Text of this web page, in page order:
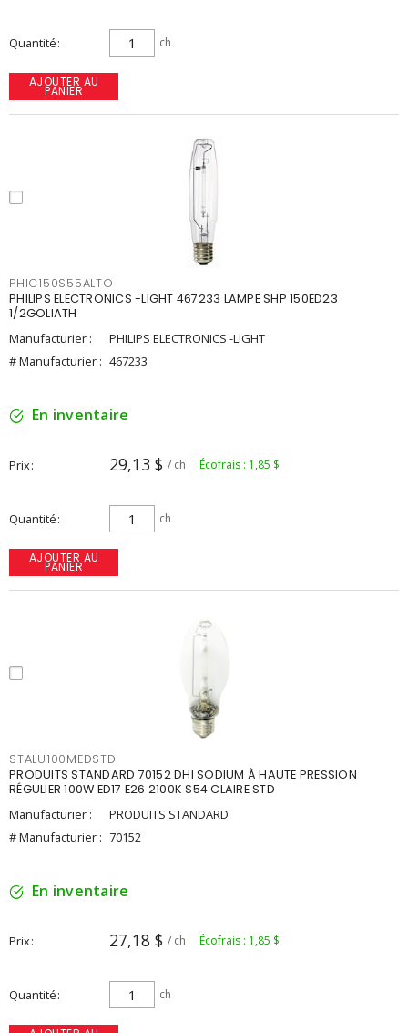
Quantité ch
AJOUTER AU
PANIER
PHIC150S55ALTO
PHILIPS ELECTRONICS -LIGHT 467233 LAMPE SHP 150ED23
1/2GOLIATH
Manufacturier :
PHILIPS ELECTRONICS -LIGHT
# Manufacturier : 467233
En inventaire
Prix 29,13 $ / ch Écofrais : 1,85 $
Quantité ch
AJOUTER AU
PANIER
STALU100MEDSTD
PRODUITS STANDARD 70152 DHI SODIUM À HAUTE PRESSION
RÉGULIER 100W ED17 E26 2100K S54 CLAIRE STD
Manufacturier :
PRODUITS STANDARD
# Manufacturier : 70152
En inventaire
Prix 27,18 $ / ch Écofrais : 1,85 $
Quantité ch